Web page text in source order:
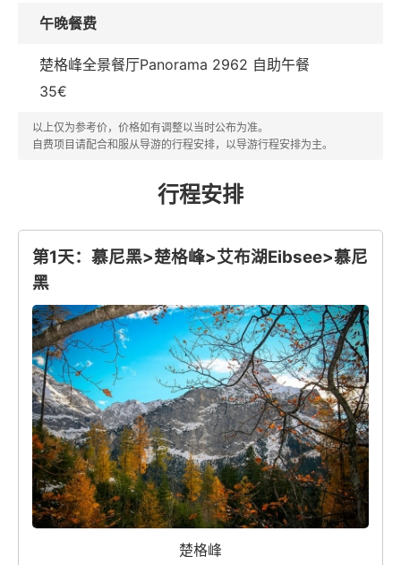
午晚餐费
楚格峰全景餐厅Panorama 2962 自助午餐
35€
以上仅为参考价，价格如有调整以当时公布为准。
自费项目请配合和服从导游的行程安排，以导游行程安排为主。
行程安排
第1天：慕尼黑>楚格峰>艾布湖Eibsee>慕尼
黑
楚格峰